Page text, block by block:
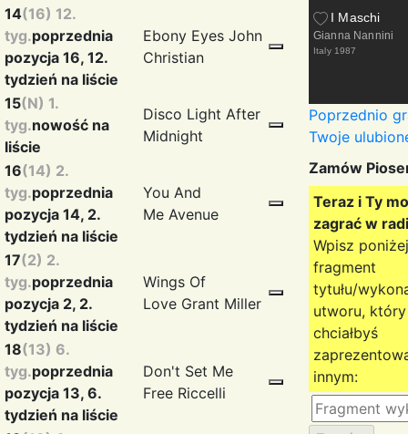
14(16) 12.
tyg.poprzednia
pozycja 16, 12.
tydzień na liście
Ebony Eyes John
Christian
15(N) 1.
tyg.nowość na
liście
Disco Light After
Midnight
16(14) 2.
tyg.poprzednia
pozycja 14, 2.
tydzień na liście
You And
Me Avenue
17(2) 2.
tyg.poprzednia
pozycja 2, 2.
tydzień na liście
Wings Of
Love Grant Miller
18(13) 6.
tyg.poprzednia
pozycja 13, 6.
tydzień na liście
Don't Set Me
Free Riccelli
I Maschi
Gianna Nannini
Italy 1987
Poprzednio
Twoje
Zamów
Teraz i Ty
zagrać w
Wpisz poniżej
fragment
tytułu/
utworu, który
chciałbyś
innym: